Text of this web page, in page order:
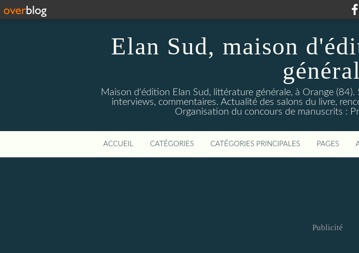
Elan Sud, maison
Maison d'édition Elan Sud, littérature générale, à Orange
interviews, commentaires. Actualité des salons du livre,
Organisation du concours de manuscrits :
ACCUEIL CATÉGORIES CATÉGORIES PRINCIPALES PAGES
Publicité